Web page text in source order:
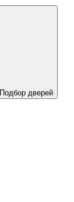
Подбор дверей